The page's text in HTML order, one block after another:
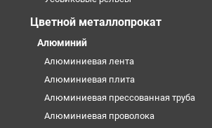
Цветной металлопрокат
Алюминий
Алюминиевая лента
Алюминиевая плита
Алюминиевая прессованная труба
Алюминиевая проволока